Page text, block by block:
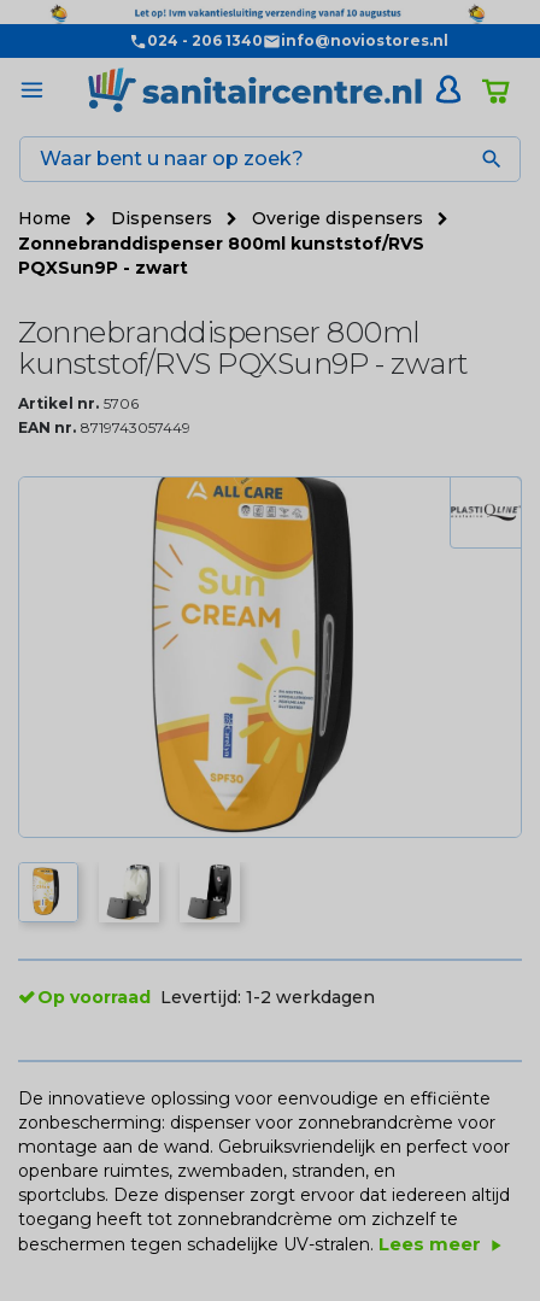
024 - 206 1340 info@noviostores.nl

Home Dispensers
Overige dispensers
Zonnebranddispenser 800ml kunststof/RVS
PQXSun9P - zwart
Zonnebranddispenser 800ml
kunststof/RVS PQXSun9P - zwart
Artikel nr. 5706
EAN nr. 8719743057449
Op voorraad Levertijd: 1-2 werkdagen
De innovatieve oplossing voor eenvoudige en efficiënte
zonbescherming: dispenser voor zonnebrandcrème voor
montage aan de wand. Gebruiksvriendelijk en perfect voor
openbare ruimtes, zwembaden, stranden, en
sportclubs. Deze dispenser zorgt ervoor dat iedereen altijd
toegang heeft tot zonnebrandcrème om zichzelf te
beschermen tegen schadelijke UV-stralen. Lees meer play_arrow